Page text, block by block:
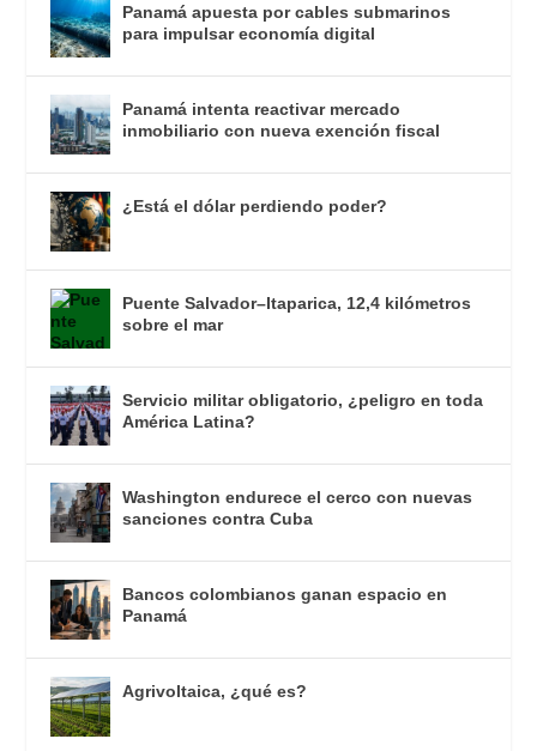
Panamá apuesta por cables submarinos
para impulsar economía digital
Panamá intenta reactivar mercado
inmobiliario con nueva exención fiscal
¿Está el dólar perdiendo poder?
Puente Salvador–Itaparica, 12,4 kilómetros
sobre el mar
Servicio militar obligatorio, ¿peligro en toda
América Latina?
Washington endurece el cerco con nuevas
sanciones contra Cuba
Bancos colombianos ganan espacio en
Panamá
Agrivoltaica, ¿qué es?